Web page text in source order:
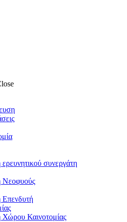
συνεργάτη
Νεοφυούς
Καινοτομίας